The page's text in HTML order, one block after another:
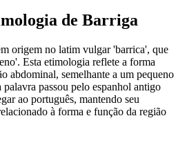
de Barriga
origem no latim vulgar 'barrica', que
Esta etimologia reflete a forma
abdominal, semelhante a um pequeno
passou pelo espanhol antigo
ao português, mantendo seu
à forma e função da região